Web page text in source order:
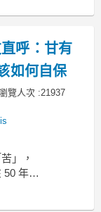
像跟一群俗人
呼：甘有
如何自保
覽人次 :21937
」，
年代...